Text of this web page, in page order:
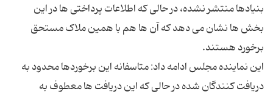
بنیادها منتشر نشده، در حالی که اطلاعات پرداختی ها در این
بخش ها نشان می دهد که آن ها هم با همین ملاک مستحق
این نماینده مجلس ادامه داد: متاسفانه این برخوردها محدود به
دریافت کنندگان شده در حالی که این دریافت ها معطوف به